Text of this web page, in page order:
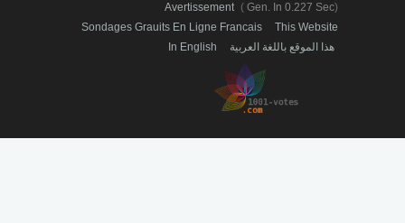
Avertissement ( Gen. In 0.227 Sec)
Sondages Grauits En Ligne Francais
This Website
In English
هذا الموقع باللغة العربية